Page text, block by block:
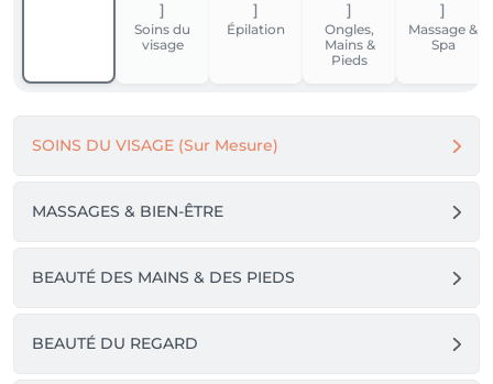
favorisent la réparation des tissus et revitalisent votre
peau en profondeur, tout en apportant une
hydratation intense.
d'une peau radieuse et revitalisée.
pas à nous contacter
Soins du
visage
Épilation
Ongles,
Mains &
Pieds
Massage &
Spa
SOINS DU VISAGE (Sur Mesure)
MASSAGES & BIEN-ÊTRE
BEAUTÉ DES MAINS & DES PIEDS
BEAUTÉ DU REGARD